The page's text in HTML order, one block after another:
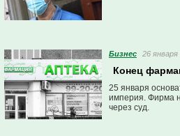
Бизнес 26 января
Конец
25 января
империя. Фирма
через суд.